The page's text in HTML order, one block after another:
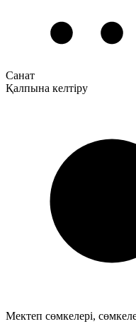
Санат
Қалпына келтіру
Мектеп сөмкелері,